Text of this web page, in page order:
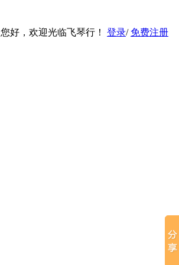
您好，欢迎光临飞琴行！ 登录/ 免费注册